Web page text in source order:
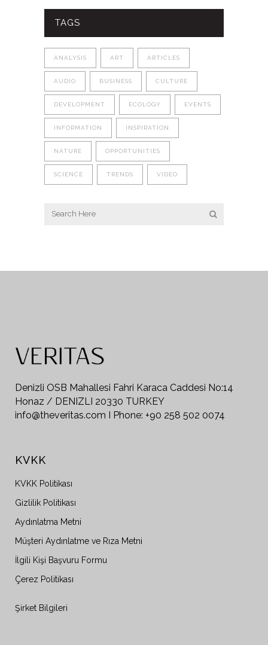
TAGS
ANALYSIS ART ARTICLES
AUDIO BUSINESS CULTURE
DEVELOPMENT ECOLOGY EVENTS
INFORMATION INSPIRATION
NATURE OPPORTUNITIES
SCIENCE TRENDS VIDEO
Denizli OSB Mahallesi Fahri Karaca Caddesi No:14
Honaz / DENIZLI 20330 TURKEY
info@theveritas.com I Phone: +90 258 502 0074
KVKK
KVKK Politikası
Gizlilik Politikası
Aydınlatma Metni
Müşteri Aydınlatme ve Rıza Metni
İlgili Kişi Başvuru Formu
Çerez Politikası
Şirket Bilgileri